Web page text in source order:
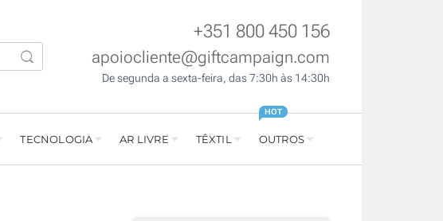
+351 800 450 156
apoiocliente@giftcampaign.com
De segunda a sexta-feira, das 7:30h às 14:30h
TECNOLOGIA AR LIVRE TÊXTIL OUTROS
HOT